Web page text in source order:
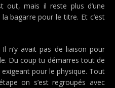
out, mais il reste plus d’une
bagarre pour le titre. Et c’est
Il n’y avait pas de liaison pour
Du coup tu démarres tout de
exigeant pour le physique. Tout
on s’est regroupés avec